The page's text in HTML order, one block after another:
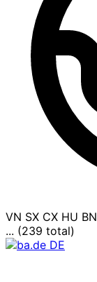
VN SX CX HU BN
... (239 total)